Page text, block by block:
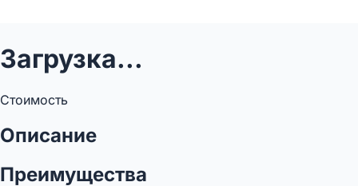
Загрузка...
Стоимость
Описание
Преимущества